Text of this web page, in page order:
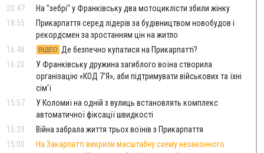
20:47
На "зебрі" у Франківську два мотоциклісти збили жінку
18:55
Прикарпаття серед лідерів за будівництвом новобудов і
рекордсмен за зростанням цін на житло
16:48
ВІДЕО Де безпечно купатися на Прикарпатті?
16:20
У Франківську дружина загиблого воїна створила
організацію «КОД 7'Я», аби підтримувати військових та їхні
сім'ї
15:57
У Коломиї на одній з вулиць встановлять комплекс
автоматичної фіксації швидкості
15:29
Війна забрала життя трьох воїнів з Прикарпаття
15:00
На Закарпатті викрили масштабну схему незаконного